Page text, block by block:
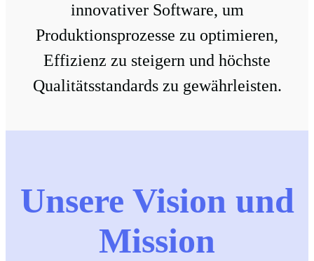
innovativer Software, um
Produktionsprozesse zu optimieren,
Effizienz zu steigern und höchste
Qualitätsstandards zu gewährleisten.
Unsere Vision und
Mission